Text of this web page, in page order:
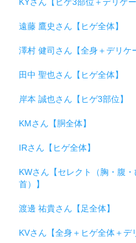
KYさん【ヒゲ3部位＋デリケー
遠藤 鷹史さん【ヒゲ全体】
澤村 健司さん【全身＋デリケ
田中 聖也さん【ヒゲ全体】
岸本 誠也さん【ヒゲ3部位】
KMさん【胴全体】
IRさん【ヒゲ全体】
KWさん【セレクト（胸・腹
首）】
渡邊 祐貴さん【足全体】
KVさん【全身＋ヒゲ全体＋デ